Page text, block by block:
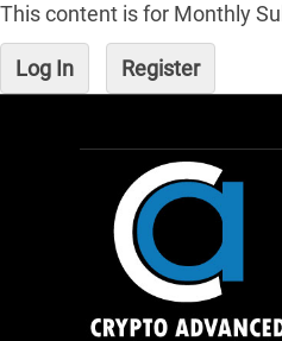
This content is for Monthly
Log In Register